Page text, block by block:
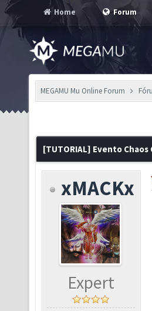
Home Forum
MEGAMU Mu Online Forum
[TUTORIAL] Evento Chaos
xMACKx
Expert